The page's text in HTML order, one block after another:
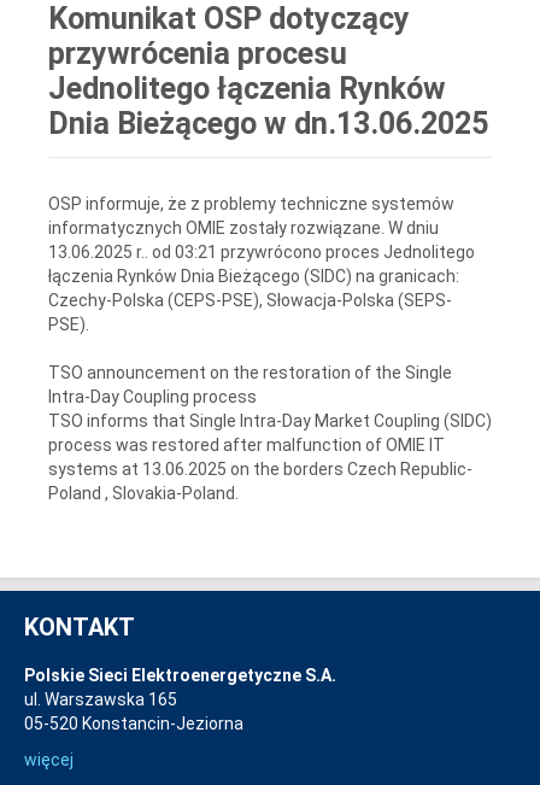
Komunikat OSP dotyczący
przywrócenia procesu
Jednolitego łączenia Rynków
Dnia Bieżącego w dn.13.06.2025
OSP informuje, że z problemy techniczne systemów
informatycznych OMIE zostały rozwiązane. W dniu
13.06.2025 r.. od 03:21 przywrócono proces Jednolitego
łączenia Rynków Dnia Bieżącego (SIDC) na granicach:
Czechy-Polska (CEPS-PSE), Słowacja-Polska (SEPS-
PSE).
TSO announcement on the restoration of the Single
Intra-Day Coupling process
TSO informs that Single Intra-Day Market Coupling (SIDC)
process was restored after malfunction of OMIE IT
systems at 13.06.2025 on the borders Czech Republic-
Poland , Slovakia-Poland.
KONTAKT
Polskie Sieci Elektroenergetyczne S.A.
ul. Warszawska 165
05-520 Konstancin-Jeziorna
więcej